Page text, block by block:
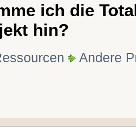
ich die
hin?
Andere